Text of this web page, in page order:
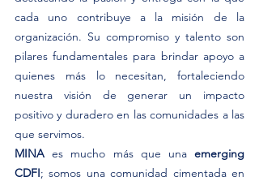
cada uno contribuye a la misión de la
organización. Su compromiso y talento son
pilares fundamentales para brindar apoyo a
quienes más lo necesitan, fortaleciendo
nuestra visión de generar un impacto
positivo y duradero en las comunidades a las
que servimos.
MINA es mucho más que una emerging
CDFI; somos una comunidad cimentada en